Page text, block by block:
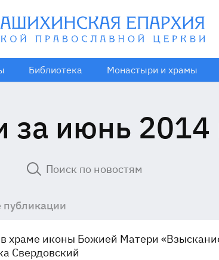
Библиотека Монастыри и храмы
за июнь 2014
публикации
храме иконы Божией Матери
Свердовский